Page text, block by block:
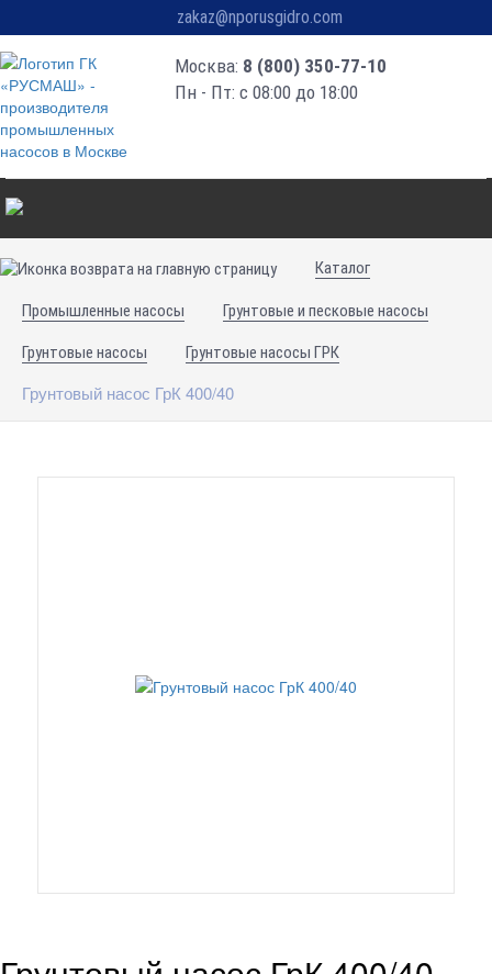
zakaz@nporusgidro.com
Москва: 8 (800) 350-77-10
Пн - Пт: с 08:00 до 18:00
Каталог
Промышленные насосы Грунтовые и песковые насосы
Грунтовые насосы Грунтовые насосы ГРК
Грунтовый насос ГрК 400/40